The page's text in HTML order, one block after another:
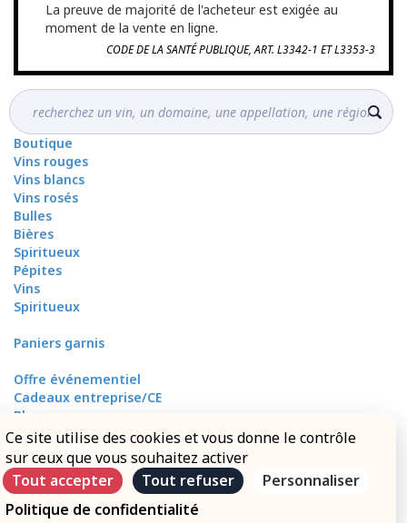
La preuve de majorité de l'acheteur est exigée au
moment de la vente en ligne.
CODE DE LA SANTÉ PUBLIQUE, ART. L3342-1 ET L3353-3
Boutique
Vins rouges
Vins blancs
Vins rosés
Bulles
Bières
Spiritueux
Pépites
Vins
Spiritueux
Paniers garnis
Offre événementiel
Cadeaux entreprise/CE
Blog
Contactez-nous
FAQ
Mon compte
Mes livraisons
Mon paiement
Ce site utilise des cookies et vous donne le contrôle
sur ceux que vous souhaitez activer
Tout accepter
Tout refuser
Personnaliser
Politique de confidentialité